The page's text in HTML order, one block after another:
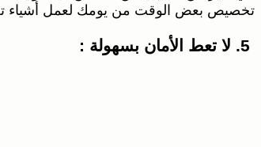
تخصيص بعض الوقت من يومك لعمل أشياء